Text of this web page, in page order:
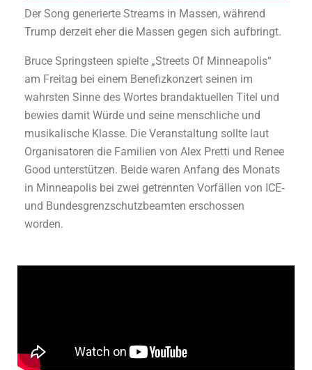
Der Song generierte Streams in Massen, während
Trump derzeit eher die Massen gegen sich aufbringt.
Bruce Springsteen spielte „Streets Of Minneapolis“
am Freitag bei einem Benefizkonzert seinen im
wahrsten Sinne des Wortes brandaktuellen Titel und
bewies damit Würde und seine menschliche und
musikalische Klasse. Die Veranstaltung sollte laut
Organisatoren die Familien von Alex Pretti und Renee
Good unterstützen. Beide waren Anfang des Monats
in Minneapolis bei zwei getrennten Vorfällen von ICE‑
und Bundesgrenzschutzbeamten erschossen
worden.